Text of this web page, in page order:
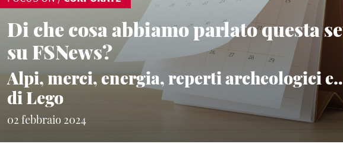
Di che cosa abbiamo parlato questa
su FSNews?
Alpi, merci, energia, reperti archeologici
di Lego
02 febbraio 2024